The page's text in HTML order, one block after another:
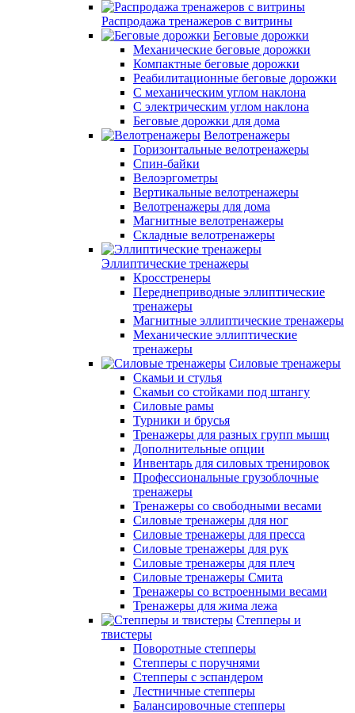
Распродажа тренажеров с витрины
Беговые дорожки
Механические беговые дорожки
Компактные беговые дорожки
Реабилитационные беговые дорожки
С механическим углом наклона
С электрическим углом наклона
Беговые дорожки для дома
Велотренажеры
Горизонтальные велотренажеры
Спин-байки
Велоэргометры
Вертикальные велотренажеры
Велотренажеры для дома
Магнитные велотренажеры
Складные велотренажеры
Эллиптические тренажеры
Кросстренеры
Переднеприводные эллиптические
тренажеры
Магнитные эллиптические тренажеры
Механические эллиптические
тренажеры
Силовые тренажеры
Скамьи и стулья
Скамьи со стойками под штангу
Силовые рамы
Турники и брусья
Тренажеры для разных групп мышц
Дополнительные опции
Инвентарь для силовых тренировок
Профессиональные грузоблочные
тренажеры
Тренажеры со свободными весами
Силовые тренажеры для ног
Силовые тренажеры для пресса
Силовые тренажеры для рук
Силовые тренажеры для плеч
Силовые тренажеры Смита
Тренажеры со встроенными весами
Тренажеры для жима лежа
Степперы и
твистеры
Поворотные степперы
Степперы с поручнями
Степперы с эспандером
Лестничные степперы
Балансировочные степперы